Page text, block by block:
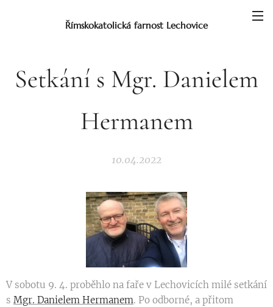
Římskokatolická farnost Lechovice
Setkání s Mgr. Danielem
Hermanem
10.04.2022
V sobotu 9. 4. proběhlo na faře v Lechovicích milé setkání
s Mgr. Danielem Hermanem. Po odborné, a přitom